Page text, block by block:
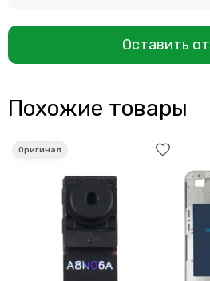
Оставить
Похожие товары